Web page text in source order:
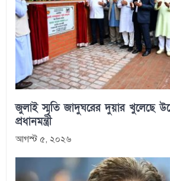
জুলাই স্মৃতি জাদুঘরের দুয়ার খুলেছে
প্রধানমন্ত্রী
আগস্ট ৫, ২০২৬